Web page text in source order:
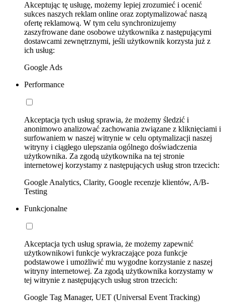
Akceptując tę usługę, możemy lepiej zrozumieć i ocenić
sukces naszych reklam online oraz zoptymalizować naszą
ofertę reklamową. W tym celu synchronizujemy
zaszyfrowane dane osobowe użytkownika z następującymi
dostawcami zewnętrznymi, jeśli użytkownik korzysta już z
ich usług:
Google Ads
Performance
Akceptacja tych usług sprawia, że możemy śledzić i
anonimowo analizować zachowania związane z kliknięciami i
surfowaniem w naszej witrynie w celu optymalizacji naszej
witryny i ciągłego ulepszania ogólnego doświadczenia
użytkownika. Za zgodą użytkownika na tej stronie
internetowej korzystamy z następujących usług stron trzecich:
Google Analytics, Clarity, Google recenzje klientów, A/B-
Testing
Funkcjonalne
Akceptacja tych usług sprawia, że możemy zapewnić
użytkownikowi funkcje wykraczające poza funkcje
podstawowe i umożliwić mu wygodne korzystanie z naszej
witryny internetowej. Za zgodą użytkownika korzystamy w
tej witrynie z następujących usług stron trzecich:
Google Tag Manager, UET (Universal Event Tracking)